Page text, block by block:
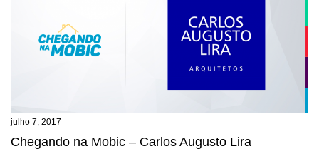
julho 7, 2017
Chegando na Mobic – Carlos Augusto Lira